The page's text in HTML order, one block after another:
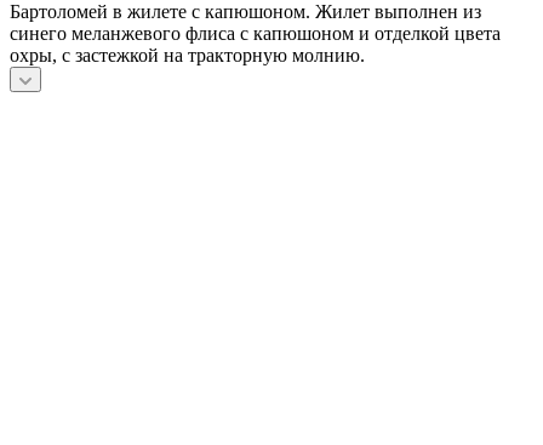
Бартоломей в жилете с капюшоном. Жилет выполнен из
синего меланжевого флиса с капюшоном и отделкой цвета
охры, с застежкой на тракторную молнию.